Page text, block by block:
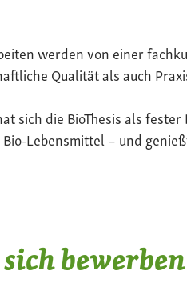
werden von einer
Qualität als auch
sich die BioThesis als
Lebensmittel – und